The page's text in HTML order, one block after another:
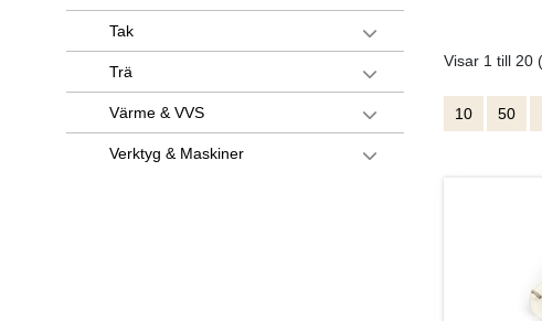
Tak
Trä
Värme & VVS
Verktyg & Maskiner
Visar 1 till 20
10 50